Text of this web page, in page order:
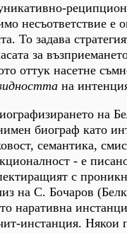
несъответствие е
То задава
за
оттук насетне
на
на
биограф като
семантика,
- е
с
на С. Бочаров
наративна
инстанция. Някои